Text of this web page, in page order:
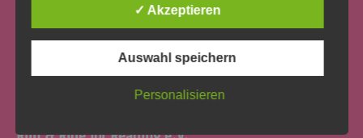
Mit der Finanzierung eines Leseclubs, der Teilnahme an unseren
Events oder einer Spende leisten Sie einen wichtigen Beitrag für
die Bildung in Ihrer Region. Firmen setzen mit der Unterstützung
von Leseclubs Ihre unternehmerische Sozialverantwortung (CSR)
sehr effektiv um!
Übereinstimmung mit den für uns geltenden
Mittels dieser Datenschutzerklärung möchte unser
Unternehmen die Öffentlichkeit über Art, Umfang
verarbeiteten personenbezogenen Daten
✓ Akzeptieren
Auswahl speichern
Personalisieren